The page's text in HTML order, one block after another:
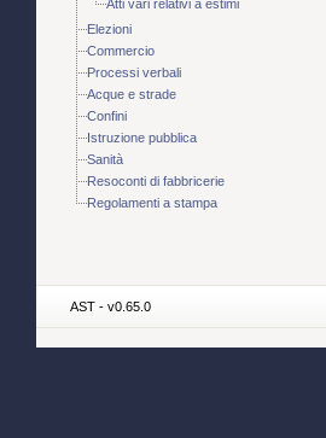
Atti vari relativi a estimi
Elezioni
Commercio
Processi verbali
Acque e strade
Confini
Istruzione pubblica
Sanità
Resoconti di fabbricerie
Regolamenti a stampa
AST - v0.65.0